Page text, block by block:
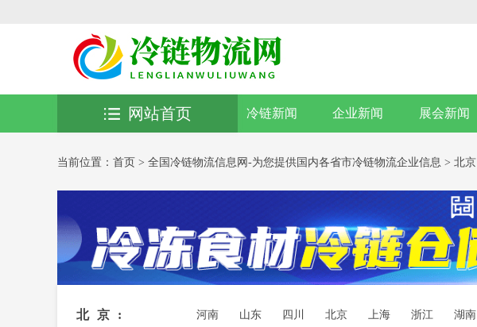
冷链新闻 企业新闻 展会新闻
网站首页
当前位置： 首页 > 全国冷链物流信息网-为您提供国内各省市冷链物流企业信息 > 北京
北京: 河南 山东 四川 北京 上海 浙江 湖南